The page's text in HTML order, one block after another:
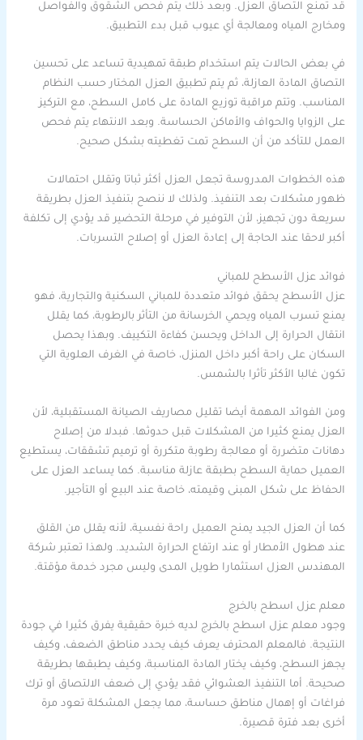
قد تمنع التصاق العزل. وبعد ذلك يتم فحص الشقوق والفواصل
ومخارج المياه ومعالجة أي عيوب قبل بدء التطبيق.
في بعض الحالات يتم استخدام طبقة تمهيدية تساعد على تحسين
التصاق المادة العازلة، ثم يتم تطبيق العزل المختار حسب النظام
المناسب. وتتم مراقبة توزيع المادة على كامل السطح، مع التركيز
على الزوايا والحواف والأماكن الحساسة. وبعد الانتهاء يتم فحص
العمل للتأكد من أن السطح تمت تغطيته بشكل صحيح.
هذه الخطوات المدروسة تجعل العزل أكثر ثباتا وتقلل احتمالات
ظهور مشكلات بعد التنفيذ. ولذلك لا ننصح بتنفيذ العزل بطريقة
سريعة دون تجهيز، لأن التوفير في مرحلة التحضير قد يؤدي إلى تكلفة
أكبر لاحقا عند الحاجة إلى إعادة العزل أو إصلاح التسربات.
فوائد عزل الأسطح للمباني
عزل الأسطح يحقق فوائد متعددة للمباني السكنية والتجارية، فهو
يمنع تسرب المياه ويحمي الخرسانة من التأثر بالرطوبة، كما يقلل
انتقال الحرارة إلى الداخل ويحسن كفاءة التكييف. وبهذا يحصل
السكان على راحة أكبر داخل المنزل، خاصة في الغرف العلوية التي
تكون غالبا الأكثر تأثرا بالشمس.
ومن الفوائد المهمة أيضا تقليل مصاريف الصيانة المستقبلية، لأن
العزل يمنع كثيرا من المشكلات قبل حدوثها. فبدلا من إصلاح
دهانات متضررة أو معالجة رطوبة متكررة أو ترميم تشققات، يستطيع
العميل حماية السطح بطبقة عازلة مناسبة. كما يساعد العزل على
الحفاظ على شكل المبنى وقيمته، خاصة عند البيع أو التأجير.
كما أن العزل الجيد يمنح العميل راحة نفسية، لأنه يقلل من القلق
عند هطول الأمطار أو عند ارتفاع الحرارة الشديد. ولهذا تعتبر شركة
المهندس العزل استثمارا طويل المدى وليس مجرد خدمة مؤقتة.
معلم عزل اسطح بالخرج
وجود معلم عزل اسطح بالخرج لديه خبرة حقيقية يفرق كثيرا في جودة
النتيجة. فالمعلم المحترف يعرف كيف يحدد مناطق الضعف، وكيف
يجهز السطح، وكيف يختار المادة المناسبة، وكيف يطبقها بطريقة
صحيحة. أما التنفيذ العشوائي فقد يؤدي إلى ضعف الالتصاق أو ترك
فراغات أو إهمال مناطق حساسة، مما يجعل المشكلة تعود مرة
أخرى بعد فترة قصيرة.